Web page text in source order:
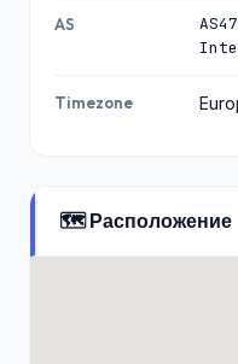
AS
Timezone
🗺️ Расположение